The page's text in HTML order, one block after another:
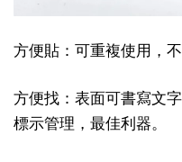
方便貼：可重複使用，
方便找：表面可書寫文
標示管理，最佳利器。